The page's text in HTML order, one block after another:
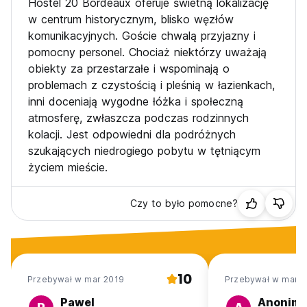
Hostel 20 Bordeaux oferuje świetną lokalizację
w centrum historycznym, blisko węzłów
komunikacyjnych. Goście chwalą przyjazny i
pomocny personel. Chociaż niektórzy uważają
obiekty za przestarzałe i wspominają o
problemach z czystością i pleśnią w łazienkach,
inni doceniają wygodne łóżka i społeczną
atmosferę, zwłaszcza podczas rodzinnych
kolacji. Jest odpowiedni dla podróżnych
szukających niedrogiego pobytu w tętniącym
życiem mieście.
Czy to było pomocne?
Przebywał w mar 2019 10
Pawel
Przebywał w mar